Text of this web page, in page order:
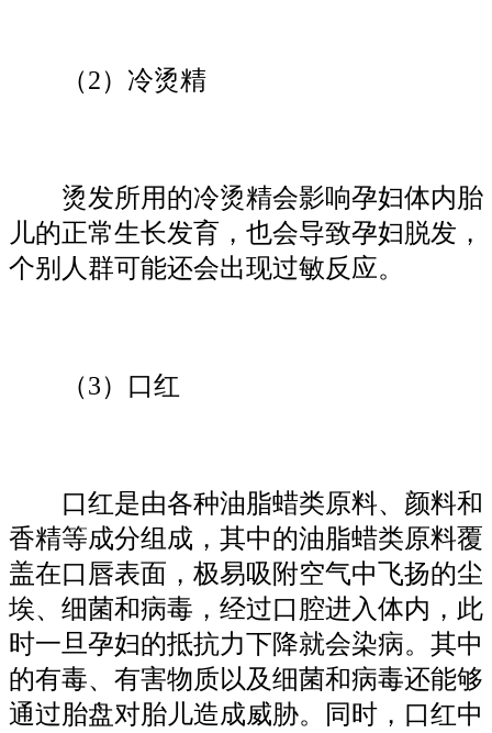
（2）冷烫精
烫发所用的冷烫精会影响孕妇体内胎
儿的正常生长发育，也会导致孕妇脱发，
个别人群可能还会出现过敏反应。
（3）口红
口红是由各种油脂蜡类原料、颜料和
香精等成分组成，其中的油脂蜡类原料覆
盖在口唇表面，极易吸附空气中飞扬的尘
埃、细菌和病毒，经过口腔进入体内，此
时一旦孕妇的抵抗力下降就会染病。其中
的有毒、有害物质以及细菌和病毒还能够
通过胎盘对胎儿造成威胁。同时，口红中